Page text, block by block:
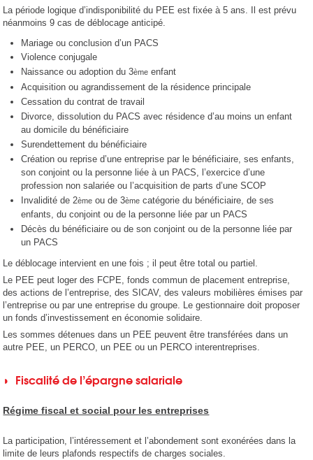
La période logique d’indisponibilité du PEE est fixée à 5 ans. Il est prévu
néanmoins 9 cas de déblocage anticipé.
Mariage ou conclusion d’un PACS
Violence conjugale
Naissance ou adoption du 3ème enfant
Acquisition ou agrandissement de la résidence principale
Cessation du contrat de travail
Divorce, dissolution du PACS avec résidence d’au moins un enfant
au domicile du bénéficiaire
Surendettement du bénéficiaire
Création ou reprise d’une entreprise par le bénéficiaire, ses enfants,
son conjoint ou la personne liée à un PACS, l’exercice d’une
profession non salariée ou l’acquisition de parts d’une SCOP
Invalidité de 2ème ou de 3ème catégorie du bénéficiaire, de ses
enfants, du conjoint ou de la personne liée par un PACS
Décès du bénéficiaire ou de son conjoint ou de la personne liée par
un PACS
Le déblocage intervient en une fois ; il peut être total ou partiel.
Le PEE peut loger des FCPE, fonds commun de placement entreprise,
des actions de l’entreprise, des SICAV, des valeurs mobilières émises par
l’entreprise ou par une entreprise du groupe. Le gestionnaire doit proposer
un fonds d’investissement en économie solidaire.
Les sommes détenues dans un PEE peuvent être transférées dans un
autre PEE, un PERCO, un PEE ou un PERCO interentreprises.
◗ Fiscalité de l’épargne salariale
Régime fiscal et social pour les entreprises
La participation, l’intéressement et l’abondement sont exonérées dans la
limite de leurs plafonds respectifs de charges sociales.